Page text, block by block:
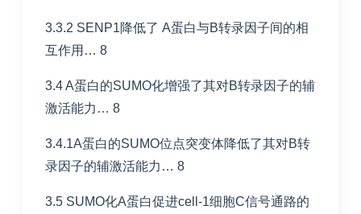
3.3.2 SENP1降低了 A蛋白与B转录因子间的相
互作用… 8
3.4 A蛋白的SUMO化增强了其对B转录因子的辅
激活能力… 8
3.4.1A蛋白的SUMO位点突变体降低了其对B转
录因子的辅激活能力… 8
3.5 SUMO化A蛋白促进cell-1细胞C信号通路的